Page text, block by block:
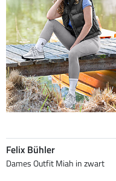
Felix Bühler
Dames Outfit Miah in zwart